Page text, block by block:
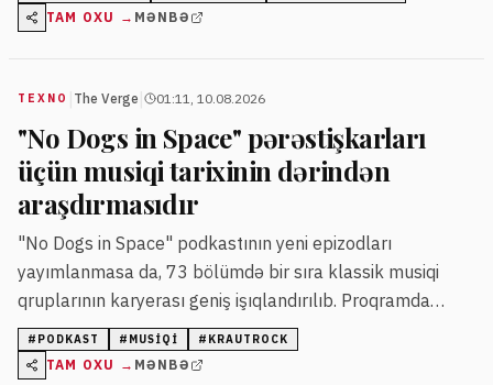
milyon dollara çatdırıb.
TAM OXU → MƏNBƏ
TEXNO The Verge 01:11, 10.08.2026
"No Dogs in Space" pərəstişkarları
üçün musiqi tarixinin dərindən
araşdırmasıdır
"No Dogs in Space" podkastının yeni epizodları
yayımlanmasa da, 73 bölümdə bir sıra klassik musiqi
qruplarının karyerası geniş işıqlandırılıb. Proqramda
Krautrock və punk mövzularına geniş yer verilib.
# PODKAST # MUSIQI # KRAUTROCK
TAM OXU → MƏNBƏ